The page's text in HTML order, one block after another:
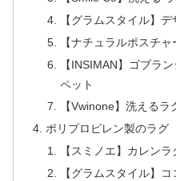
【グラムスタイル】
【ナチュラルポスチ
【INSIMAN】ゴブラ
ペット
【Vwinone】洗えるラ
ポリプロピレン製のラグ
【スミノエ】カレンラ
【グラムスタイル】